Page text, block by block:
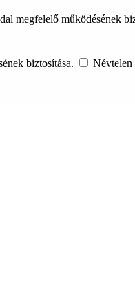
megfelelő működésének
biztosítása. Névtelen